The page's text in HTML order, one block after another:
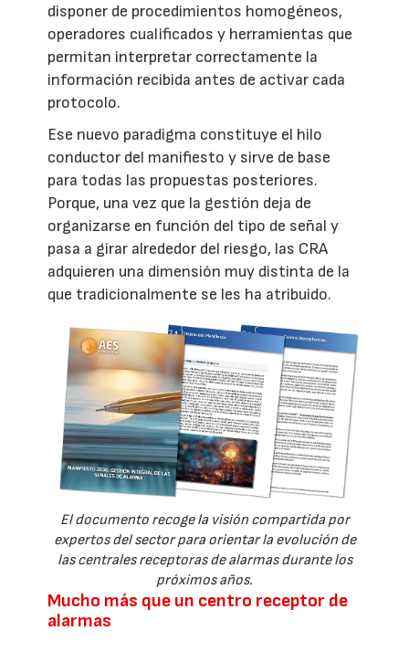
disponer de procedimientos homogéneos,
operadores cualificados y herramientas que
permitan interpretar correctamente la
información recibida antes de activar cada
protocolo.
Ese nuevo paradigma constituye el hilo
conductor del manifiesto y sirve de base
para todas las propuestas posteriores.
Porque, una vez que la gestión deja de
organizarse en función del tipo de señal y
pasa a girar alrededor del riesgo, las CRA
adquieren una dimensión muy distinta de la
que tradicionalmente se les ha atribuido.
El documento recoge la visión compartida por
expertos del sector para orientar la evolución de
las centrales receptoras de alarmas durante los
próximos años.
Mucho más que un centro receptor de
alarmas